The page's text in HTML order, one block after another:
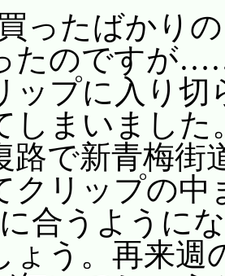
ったばかり
たのですが
ップに入り
しまいまし
路で新青梅街
クリップの
合うように
ょう。再来週